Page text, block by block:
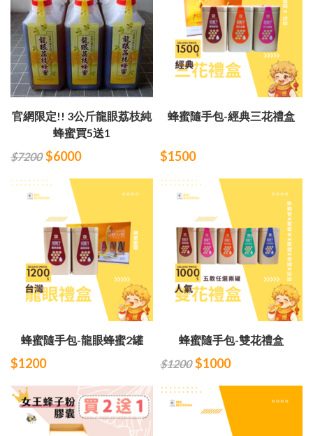
官網限定!! 3公斤龍眼荔枝純
蜂蜜買5送1
$7200 $6000
蜂蜜隨手包-經典三花禮盒
$1500
蜂蜜隨手包-龍眼蜂蜜2罐
$1200
蜂蜜隨手包-雙花禮盒
$1200 $1000